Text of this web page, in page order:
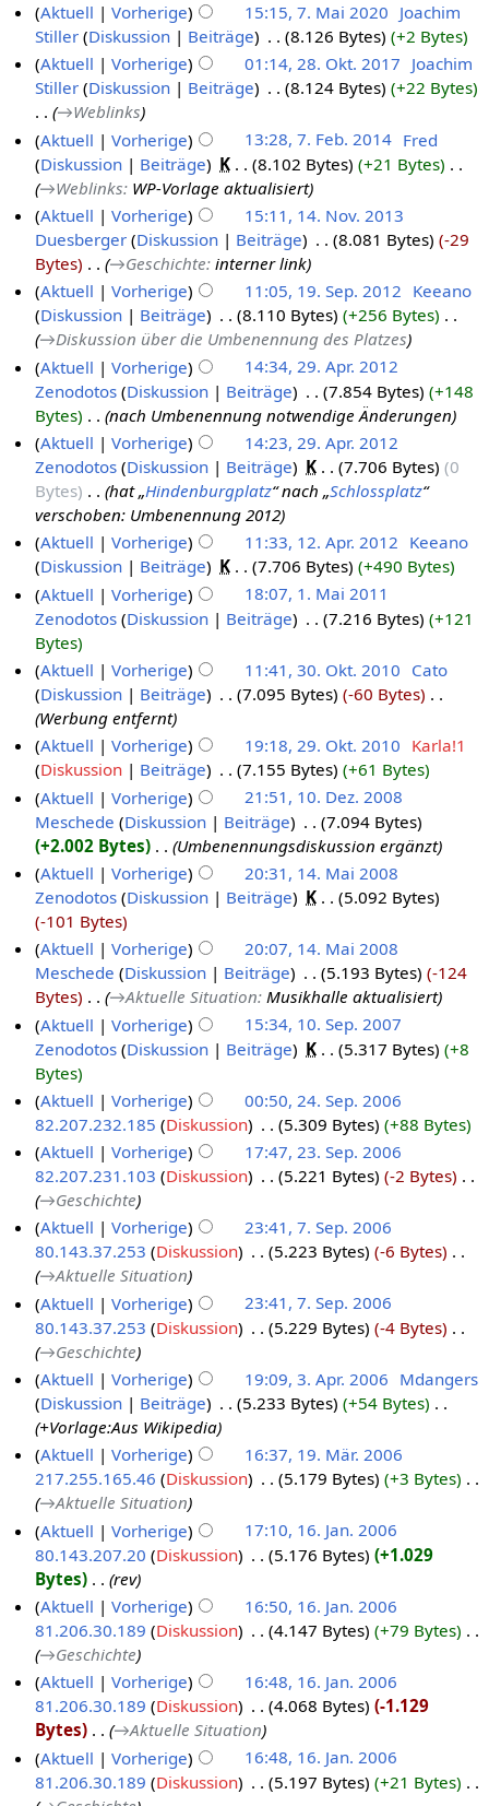
Aktuell
Vorherige 15:15, 7. Mai 2020 Joachim
Stiller Diskussion Beiträge 8.126 Bytes
+2 Bytes
Aktuell
Vorherige 01:14, 28. Okt. 2017 Joachim
Stiller Diskussion Beiträge 8.124 Bytes
+22 Bytes
→‎Weblinks
Aktuell
Vorherige 13:28, 7. Feb. 2014‎ Fred
Diskussion
Beiträge K 8.102 Bytes +21 Bytes
→‎Weblinks: WP-Vorlage aktualisiert
Aktuell
Vorherige
15:11, 14. Nov. 2013
Duesberger Diskussion Beiträge 8.081 Bytes
-29
Bytes
→‎Geschichte:interner link
Aktuell
Vorherige 11:05, 19. Sep. 2012 Keeano
Diskussion
Beiträge 8.110 Bytes +256 Bytes
→‎Diskussion über die Umbenennung des Platzes
Aktuell
Vorherige
14:34, 29. Apr. 2012
Zenodotos Diskussion Beiträge 7.854 Bytes
+148
Bytes
nach Umbenennung notwendige Änderungen
Aktuell
Vorherige
14:23, 29. Apr. 2012
Zenodotos Diskussion Beiträge K 7.706 Bytes
0
Bytes
hat „Hindenburgplatz“ nach „Schlossplatz“
verschoben: Umbenennung 2012
Aktuell
Vorherige 11:33, 12. Apr. 2012 Keeano
Diskussion
Beiträge K 7.706 Bytes
+490 Bytes
Aktuell
Vorherige
18:07, 1. Mai 2011
Zenodotos Diskussion Beiträge 7.216 Bytes
+121
Bytes
Aktuell
Vorherige 11:41, 30. Okt. 2010 Cato
Diskussion
Beiträge 7.095 Bytes -60 Bytes
Werbung entfernt
Aktuell
Vorherige 19:18, 29. Okt. 2010 Karla!1
Diskussion
Beiträge 7.155 Bytes
+61 Bytes
Aktuell
Vorherige
21:51, 10. Dez. 2008
Meschede Diskussion Beiträge
7.094 Bytes
+2.002 Bytes
Umbenennungsdiskussion ergänzt
Aktuell
Vorherige
20:31, 14. Mai 2008
Zenodotos Diskussion Beiträge K
5.092 Bytes
-101 Bytes
Aktuell
Vorherige
20:07, 14. Mai 2008
Meschede Diskussion Beiträge 5.193 Bytes
-124
Bytes
→‎Aktuelle Situation:Musikhalle aktualisiert
Aktuell
Vorherige
15:34, 10. Sep. 2007
Zenodotos Diskussion Beiträge K 5.317 Bytes
+8
Bytes
Aktuell
Vorherige
00:50, 24. Sep. 2006
82.207.232.185 Diskussion 5.309 Bytes
+88 Bytes
Aktuell
Vorherige
17:47, 23. Sep. 2006
82.207.231.103 Diskussion 5.221 Bytes -2 Bytes
→‎Geschichte
Aktuell
Vorherige
23:41, 7. Sep. 2006
80.143.37.253 Diskussion 5.223 Bytes -6 Bytes
→‎Aktuelle Situation
Aktuell
Vorherige
23:41, 7. Sep. 2006
80.143.37.253 Diskussion 5.229 Bytes -4 Bytes
→‎Geschichte
Aktuell
Vorherige 19:09, 3. Apr. 2006 Mdangers
Diskussion
Beiträge 5.233 Bytes +54 Bytes
+Vorlage:Aus Wikipedia
Aktuell
Vorherige
16:37, 19. Mär. 2006
217.255.165.46 Diskussion 5.179 Bytes +3 Bytes
→‎Aktuelle Situation
Aktuell
Vorherige
17:10, 16. Jan. 2006
80.143.207.20 Diskussion 5.176 Bytes
+1.029
Bytes
rev
Aktuell
Vorherige
16:50, 16. Jan. 2006
81.206.30.189 Diskussion 4.147 Bytes +79 Bytes
→‎Geschichte
Aktuell
Vorherige
16:48, 16. Jan. 2006
81.206.30.189 Diskussion 4.068 Bytes
-1.129
Bytes
→‎Aktuelle Situation
Aktuell
Vorherige
16:48, 16. Jan. 2006
81.206.30.189 Diskussion 5.197 Bytes +21 Bytes